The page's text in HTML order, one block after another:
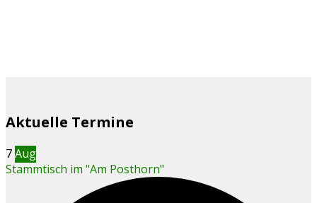
Aktuelle Termine
7Aug
Stammtisch im "Am Posthorn"